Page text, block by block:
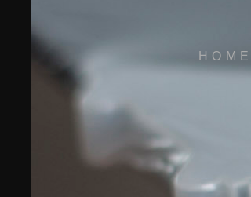
HOME